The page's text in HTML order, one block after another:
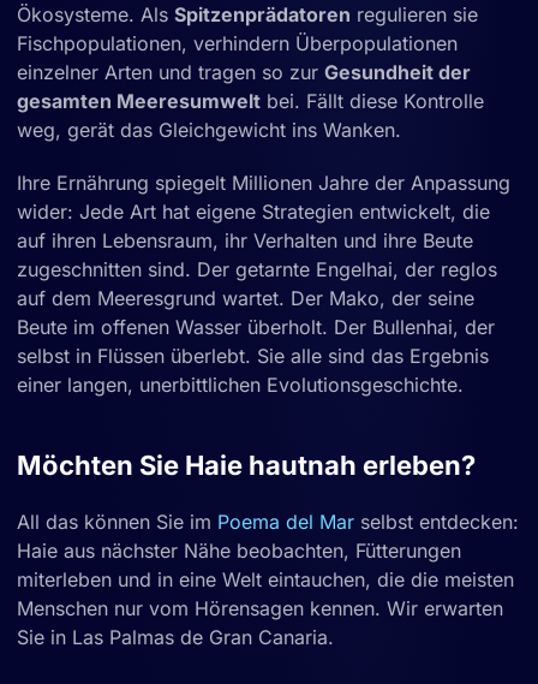
Ökosysteme. Als Spitzenprädatoren regulieren sie
Fischpopulationen, verhindern Überpopulationen
einzelner Arten und tragen so zur Gesundheit der
gesamten Meeresumwelt bei. Fällt diese Kontrolle
weg, gerät das Gleichgewicht ins Wanken.
Ihre Ernährung spiegelt Millionen Jahre der Anpassung
wider: Jede Art hat eigene Strategien entwickelt, die
auf ihren Lebensraum, ihr Verhalten und ihre Beute
zugeschnitten sind. Der getarnte Engelhai, der reglos
auf dem Meeresgrund wartet. Der Mako, der seine
Beute im offenen Wasser überholt. Der Bullenhai, der
selbst in Flüssen überlebt. Sie alle sind das Ergebnis
einer langen, unerbittlichen Evolutionsgeschichte.
Möchten Sie Haie hautnah erleben?
All das können Sie im Poema del Mar selbst entdecken:
Haie aus nächster Nähe beobachten, Fütterungen
miterleben und in eine Welt eintauchen, die die meisten
Menschen nur vom Hörensagen kennen. Wir erwarten
Sie in Las Palmas de Gran Canaria.